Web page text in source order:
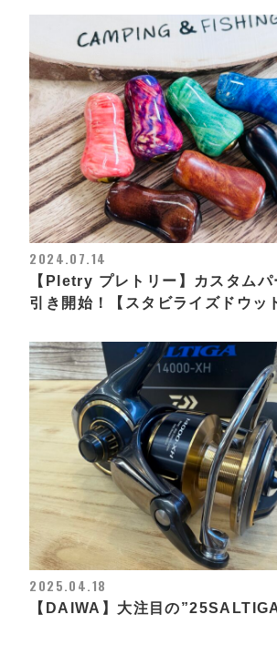
2024.07.14
【Pletry プレトリー】カスタムパ
引き開始！【スタビライズドウッ
2025.04.18
【DAIWA】大注目の